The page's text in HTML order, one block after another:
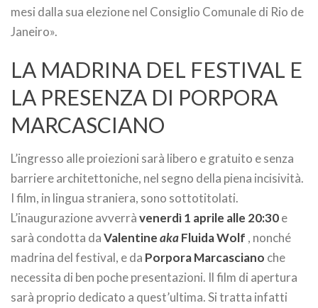
mesi dalla sua elezione nel Consiglio Comunale di Rio de
Janeiro».
LA MADRINA DEL FESTIVAL E
LA PRESENZA DI PORPORA
MARCASCIANO
L’ingresso alle proiezioni sarà libero e gratuito e senza
barriere architettoniche, nel segno della piena incisività.
I film, in lingua straniera, sono sottotitolati.
L’inaugurazione avverràvenerdì 1 aprile alle 20:30e
sarà condotta daValentineakaFluida Wolf , nonché
madrina del festival, e da Porpora Marcasciano che
necessita di ben poche presentazioni. Il film di apertura
sarà proprio dedicato a quest’ultima. Si tratta infatti